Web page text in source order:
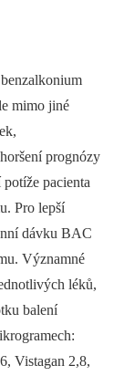
mimo jiné
prognózy
pacienta
Pro lepší
dávku BAC
Významné
léků,
balení
Vistagan 2,8,